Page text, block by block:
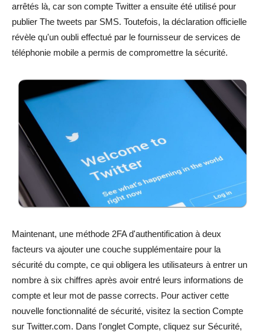
arrêtés là, car son compte Twitter a ensuite été utilisé pour
publier The tweets par SMS. Toutefois, la déclaration officielle
révèle qu'un oubli effectué par le fournisseur de services de
téléphonie mobile a permis de compromettre la sécurité.
Maintenant, une méthode 2FA d'authentification à deux
facteurs va ajouter une couche supplémentaire pour la
sécurité du compte, ce qui obligera les utilisateurs à entrer un
nombre à six chiffres après avoir entré leurs informations de
compte et leur mot de passe corrects. Pour activer cette
nouvelle fonctionnalité de sécurité, visitez la section Compte
sur Twitter.com. Dans l'onglet Compte, cliquez sur Sécurité,